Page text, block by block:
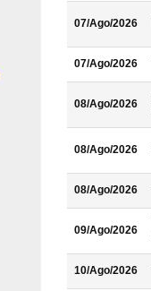
07/Ago/2026
07/Ago/2026
08/Ago/2026
08/Ago/2026
08/Ago/2026
09/Ago/2026
10/Ago/2026